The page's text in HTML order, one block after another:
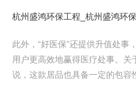
杭州盛鸿环保工程_杭州盛鸿环
此外，“好医保”还提供升值处事
用户更高效地赢得医疗处事。
说，这款居品也具备一定的包容